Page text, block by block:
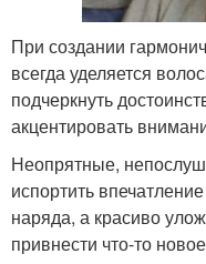
При создании
всегда уделяется
подчеркнуть
акцентировать
Неопрятные,
испортить
наряда, а красиво
привнести что-то